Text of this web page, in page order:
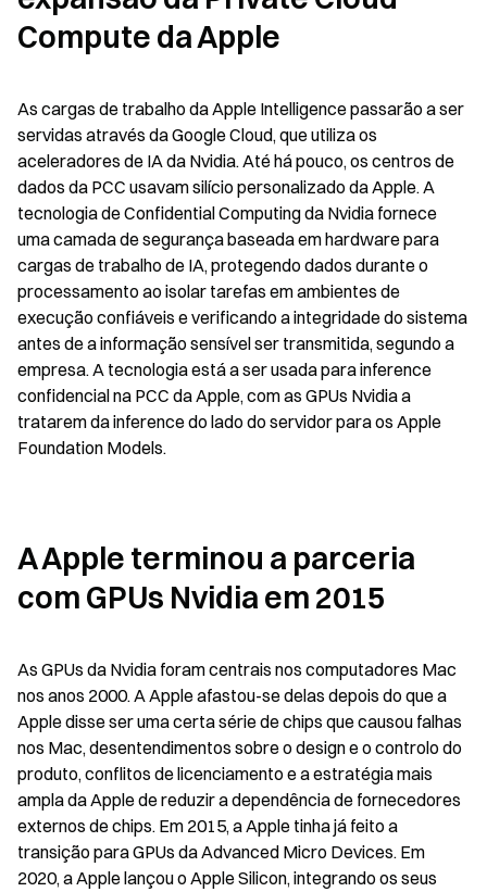
Compute da Apple
As cargas de trabalho da Apple Intelligence passarão a ser
servidas através da Google Cloud, que utiliza os
aceleradores de IA da Nvidia. Até há pouco, os centros de
dados da PCC usavam silício personalizado da Apple. A
tecnologia de Confidential Computing da Nvidia fornece
uma camada de segurança baseada em hardware para
cargas de trabalho de IA, protegendo dados durante o
processamento ao isolar tarefas em ambientes de
execução confiáveis e verificando a integridade do sistema
antes de a informação sensível ser transmitida, segundo a
empresa. A tecnologia está a ser usada para inference
confidencial na PCC da Apple, com as GPUs Nvidia a
tratarem da inference do lado do servidor para os Apple
Foundation Models.
A Apple terminou a parceria
com GPUs Nvidia em 2015
As GPUs da Nvidia foram centrais nos computadores Mac
nos anos 2000. A Apple afastou-se delas depois do que a
Apple disse ser uma certa série de chips que causou falhas
nos Mac, desentendimentos sobre o design e o controlo do
produto, conflitos de licenciamento e a estratégia mais
ampla da Apple de reduzir a dependência de fornecedores
externos de chips. Em 2015, a Apple tinha já feito a
transição para GPUs da Advanced Micro Devices. Em
2020, a Apple lançou o Apple Silicon, integrando os seus